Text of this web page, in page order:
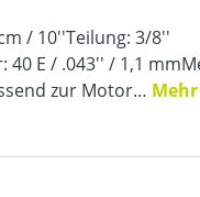
/ 10''Teilung: 3/8''
40 E / .043'' / 1,1
zur Motor… Mehr